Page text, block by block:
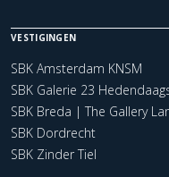
VESTIGINGEN
SBK Amsterdam KNSM
SBK Galerie 23
SBK Breda | The Gallery
SBK Dordrecht
SBK Zinder Tiel